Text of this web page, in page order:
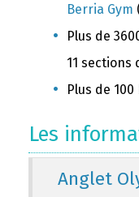
Berria Gym
Plus de
11 sections
Plus de
Les
Anglet